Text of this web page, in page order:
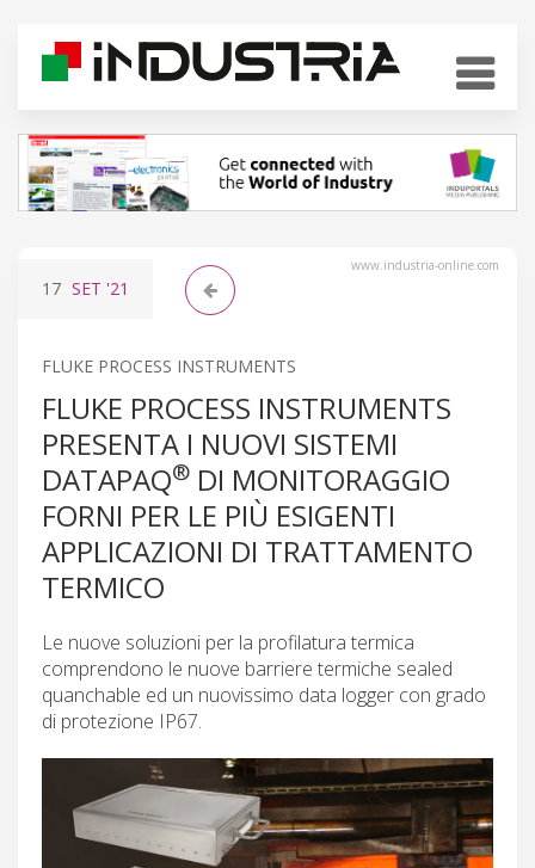
www.industria-online.com
17 SET '21
FLUKE PROCESS INSTRUMENTS
FLUKE PROCESS INSTRUMENTS
PRESENTA I NUOVI SISTEMI
DATAPAQ® DI MONITORAGGIO
FORNI PER LE PIÙ ESIGENTI
APPLICAZIONI DI TRATTAMENTO
TERMICO
Le nuove soluzioni per la profilatura termica
comprendono le nuove barriere termiche sealed
quanchable ed un nuovissimo data logger con grado
di protezione IP67.